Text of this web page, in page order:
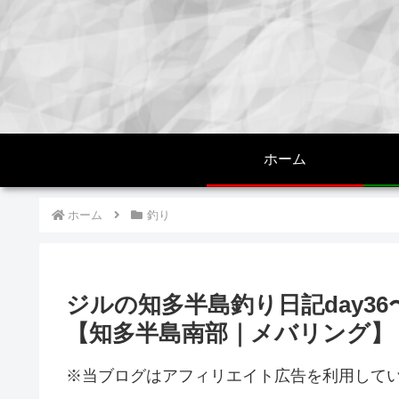
ホーム
ホーム 釣り
ジルの知多半島釣り日記
【知多半島南部｜メバリング】
※当ブログはアフィリエイト広告を利用して